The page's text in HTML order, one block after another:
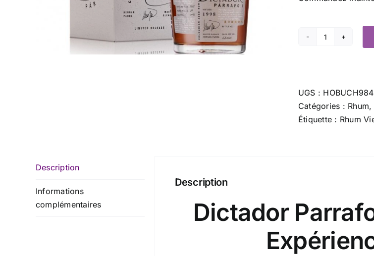
quantité
Parrafo
Borbon
1998
UGS : HOBUCH984
Catégories : Rhum,
Étiquette : Rhum
Description
Informations
complémentaires
Description
Dictador